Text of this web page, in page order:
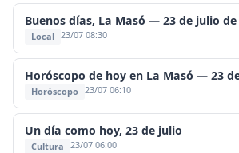
Buenos días, La Masó — 23 de julio de
Local 23/07 08:30
Horóscopo de hoy en La Masó — 23
Horóscopo 23/07 06:10
Un día como hoy, 23 de julio
Cultura 23/07 06:00